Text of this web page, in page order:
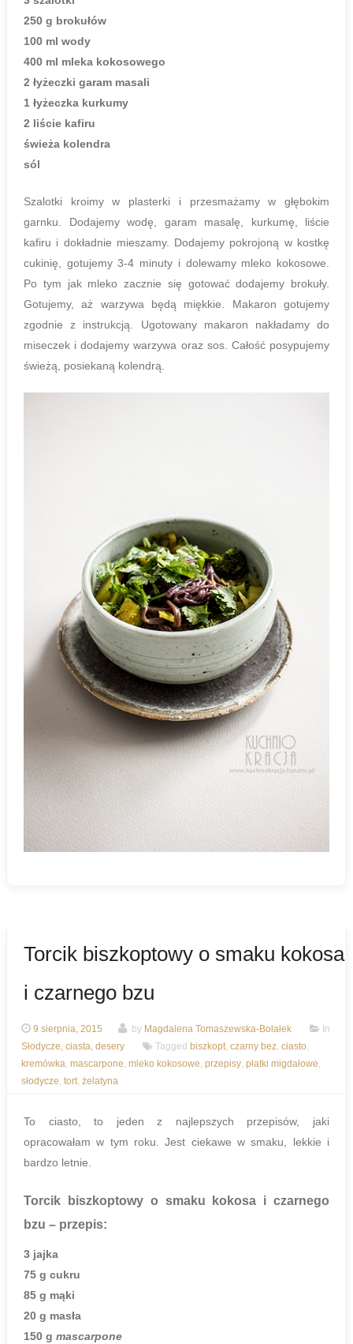
250 g brokułów
100 ml wody
400 ml mleka kokosowego
2 łyżeczki garam masali
1 łyżeczka kurkumy
2 liście kafiru
świeża kolendra
sól
Szalotki kroimy w plasterki i przesmażamy w głębokim
garnku. Dodajemy wodę, garam masalę, kurkumę, liście
kafiru i dokładnie mieszamy. Dodajemy pokrojoną w kostkę
cukinię, gotujemy 3-4 minuty i dolewamy mleko kokosowe.
Po tym jak mleko zacznie się gotować dodajemy brokuły.
Gotujemy, aż warzywa będą miękkie. Makaron gotujemy
zgodnie z instrukcją. Ugotowany makaron nakładamy do
miseczek i dodajemy warzywa oraz sos. Całość posypujemy
świeżą, posiekaną kolendrą.
Torcik biszkoptowy o smaku kokosa
i czarnego bzu
9 sierpnia, 2015 by Magdalena Tomaszewska-Bolałek
In
Słodycze, ciasta, desery
Tagged biszkopt, czarny bez. ciasto,
kremówka, mascarpone, mleko kokosowe, przepisy, płatki migdałowe,
słodycze, tort, żelatyna
To ciasto, to jeden z najlepszych przepisów, jaki
opracowałam w tym roku. Jest ciekawe w smaku, lekkie i
bardzo letnie.
Torcik biszkoptowy o smaku kokosa i czarnego
bzu – przepis:
3 jajka
75 g cukru
85 g mąki
20 g masła
150 g mascarpone